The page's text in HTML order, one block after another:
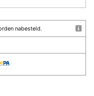
nabesteld.